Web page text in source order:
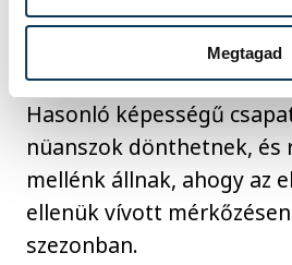
Megtagad
megteszünk, hogy
helyünket. Nyíregyházán
kitartásra és alázatra lesz
Hasonló képességű
nüanszok dönthetnek, és
mellénk állnak, ahogy az
ellenük vívott
szezonban.